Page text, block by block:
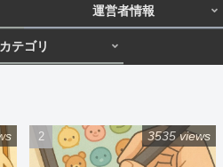
運営者情報
カテゴリ
3535 views